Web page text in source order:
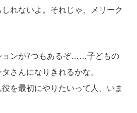
れないよ。それじゃ、メリーク
ョンが7つもあるぞ……子どもの
さんになりきれるかな。
役を最初にやりたいって人、いま